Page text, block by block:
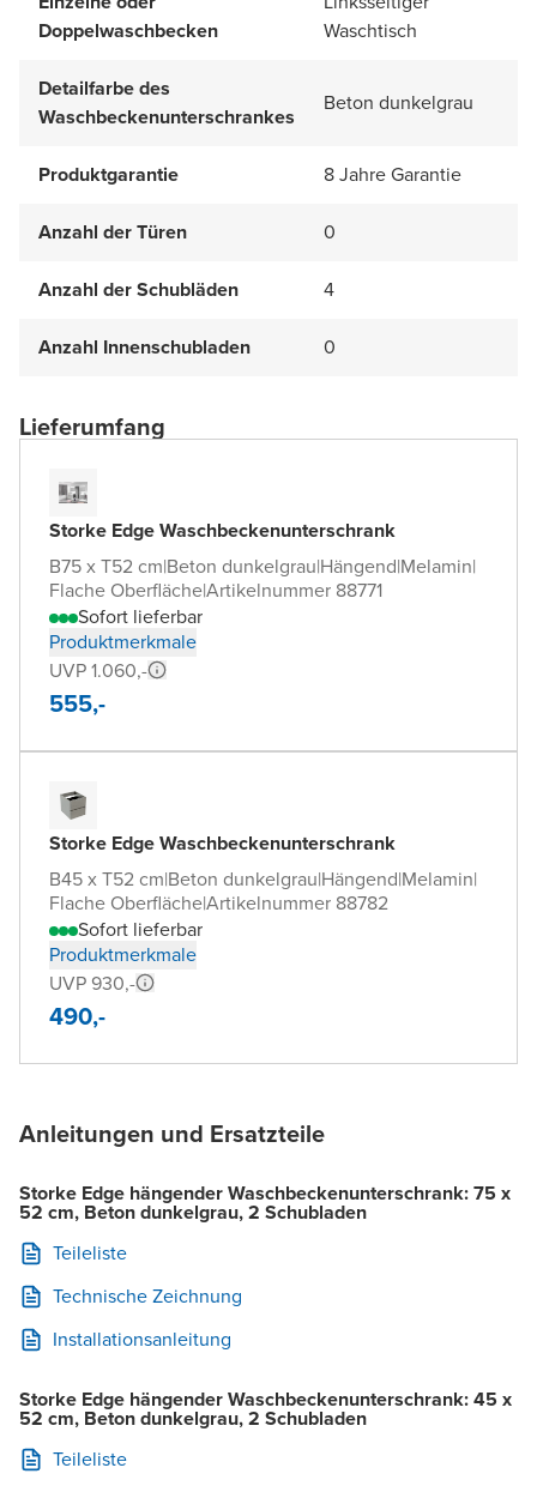
Doppelwaschbecken
Waschtisch
Detailfarbe des
Waschbeckenunterschrankes
Beton dunkelgrau
Produktgarantie 8 Jahre Garantie
Anzahl der Türen 0
Anzahl der Schubläden 4
Anzahl Innenschubladen 0
Lieferumfang
Storke Edge Waschbeckenunterschrank
B75 x T52 cm|Beton dunkelgrau|Hängend|Melamin|
Flache Oberfläche|Artikelnummer 88771
Sofort lieferbar
Produktmerkmale
UVP 1.060,-
555,-
Storke Edge Waschbeckenunterschrank
B45 x T52 cm|Beton dunkelgrau|Hängend|Melamin|
Flache Oberfläche|Artikelnummer 88782
Sofort lieferbar
Produktmerkmale
UVP 930,-
490,-
Anleitungen und Ersatzteile
Storke Edge hängender Waschbeckenunterschrank: 75 x
52 cm, Beton dunkelgrau, 2 Schubladen
Teileliste
Technische Zeichnung
Installationsanleitung
Storke Edge hängender Waschbeckenunterschrank: 45 x
52 cm, Beton dunkelgrau, 2 Schubladen
Teileliste